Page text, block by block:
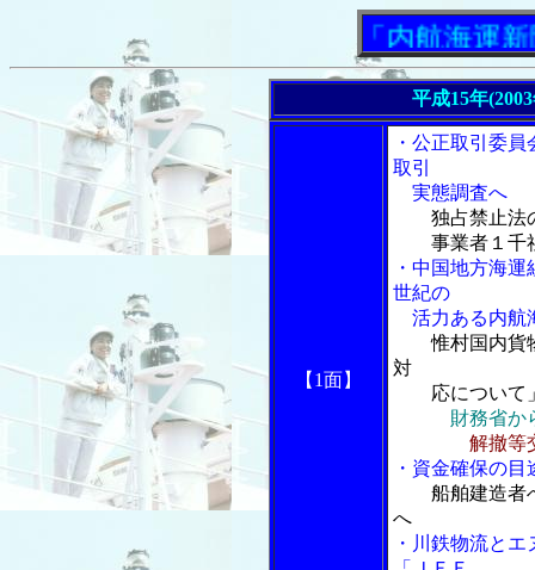
「内航海運新聞」
平成15年
【1面】
・公正取引委
取引
実態調査へ
独占禁止法
事業者１千
・中国地方海
世紀の
活力ある内航
惟村国内貨
対
応について
財務省か
解撤等
・資金確保の
船舶建造者
へ
・川鉄物流と